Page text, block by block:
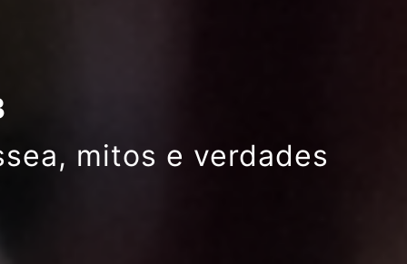
mitos e verdades